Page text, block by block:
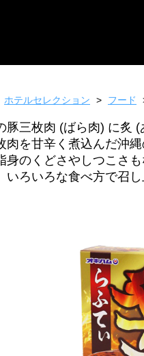
ホテルセレクション フード
豚三枚肉 (ばら肉) に炙
肉を甘辛く煮込んだ沖
身のくどさやしつこさ
いろいろな食べ方で召